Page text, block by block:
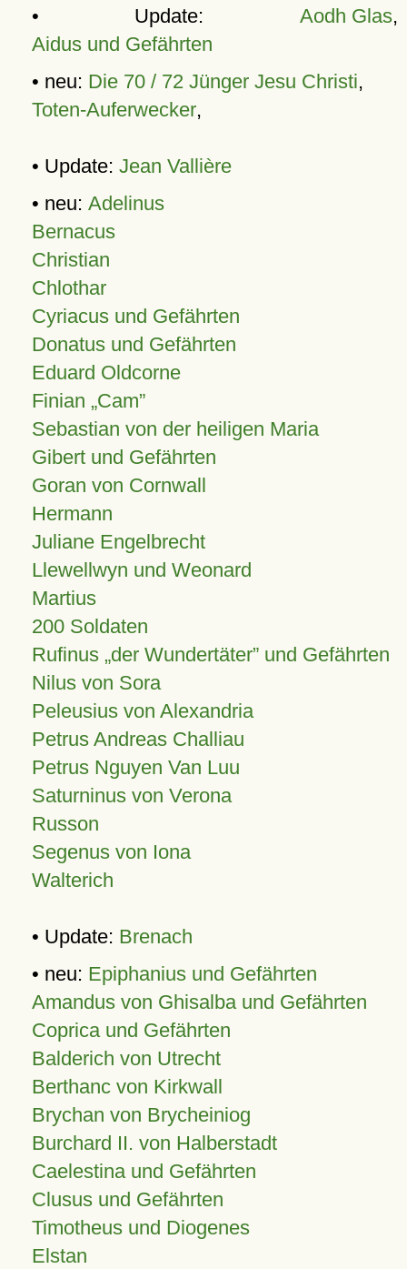
• Update: Aodh Glas,
Aidus und Gefährten
• neu: Die 70 / 72 Jünger Jesu Christi,
Toten-Auferwecker,
• Update: Jean Vallière
• neu: Adelinus
Bernacus
Christian
Chlothar
Cyriacus und Gefährten
Donatus und Gefährten
Eduard Oldcorne
Finian Cam
Sebastian von der heiligen Maria
Gibert und Gefährten
Goran von Cornwall
Hermann
Juliane Engelbrecht
Llewellwyn und Weonard
Martius
200 Soldaten
Rufinus „der Wundertäter” und Gefährten
Nilus von Sora
Peleusius von Alexandria
Petrus Andreas Challiau
Petrus Nguyen Van Luu
Saturninus von Verona
Russon
Segenus von Iona
Walterich
• Update: Brenach
• neu: Epiphanius und Gefährten
Amandus von Ghisalba und Gefährten
Coprica und Gefährten
Balderich von Utrecht
Berthanc von Kirkwall
Brychan von Brycheiniog
Burchard II. von Halberstadt
Caelestina und Gefährten
Clusus und Gefährten
Timotheus und Diogenes
Elstan